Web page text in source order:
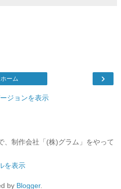
›
ホーム
ジョンを表示
、制作会社「(株)グラム」をやって
を表示
by Blogger.